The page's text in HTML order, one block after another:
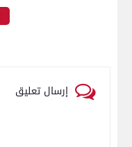
إرسال تعليق